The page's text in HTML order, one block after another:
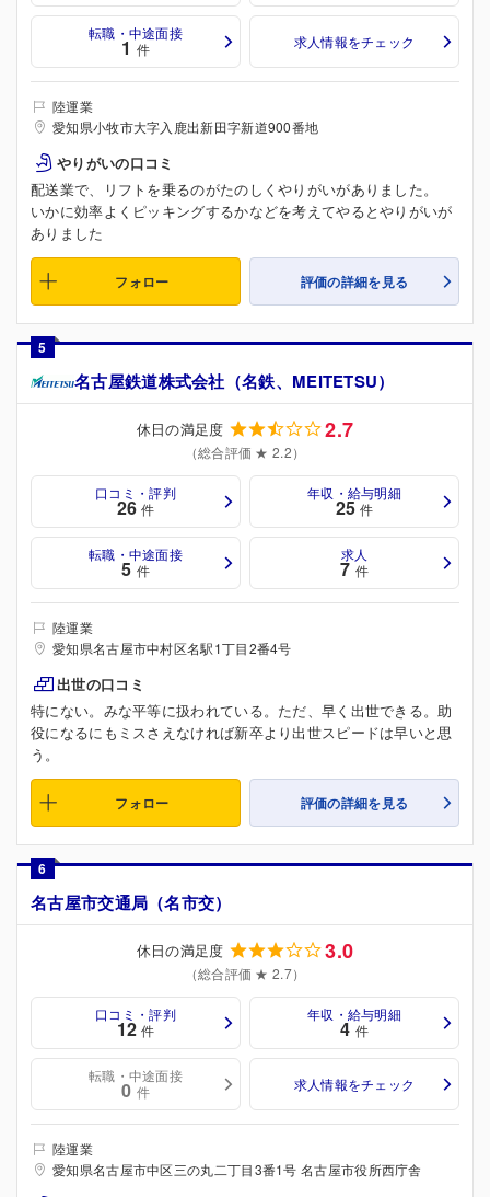
転職・中途面接
1 件 求人情報をチェック
陸運業
愛知県小牧市大字入鹿出新田字新道900番地
やりがいの口コミ
配送業で、リフトを乗るのがたのしくやりがいがありました。
いかに効率よくピッキングするかなどを考えてやるとやりがいが
ありました
フォロー 評価の詳細を見る
5
名古屋鉄道株式会社（名鉄、MEITETSU）
休日の満足度 2.7
（総合評価 ★ 2.2）
口コミ・評判
26 件
年収・給与明細
25 件
転職・中途面接
5 件
求人
7 件
陸運業
愛知県名古屋市中村区名駅1丁目2番4号
出世の口コミ
特にない。みな平等に扱われている。ただ、早く出世できる。助
役になるにもミスさえなければ新卒より出世スピードは早いと思
う。
フォロー 評価の詳細を見る
6
名古屋市交通局（名市交）
休日の満足度 3.0
（総合評価 ★ 2.7）
口コミ・評判
12 件
年収・給与明細
4 件
転職・中途面接
0 件 求人情報をチェック
陸運業
愛知県名古屋市中区三の丸二丁目3番1号 名古屋市役所西庁舎